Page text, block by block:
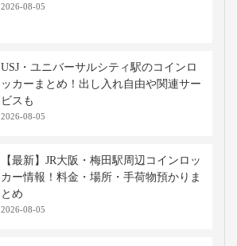
2026-08-05
USJ・ユニバーサルシティ駅のコインロ
ッカーまとめ！出し入れ自由や関連サー
ビスも
2026-08-05
【最新】JR大阪・梅田駅周辺コインロッ
カー情報！料金・場所・手荷物預かりま
とめ
2026-08-05